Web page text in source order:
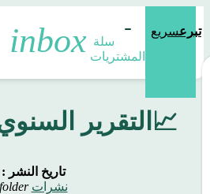
سلة
المشتريات
تبرعسريع
التقرير السنوي لعام 2025📈
تاريخ النشر : الإثنين
folder نشرات